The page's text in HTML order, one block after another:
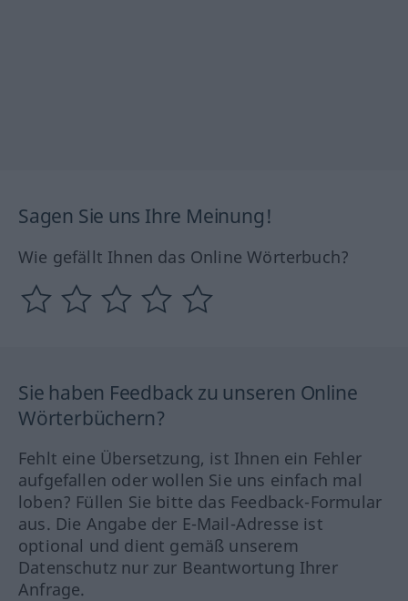
Sagen Sie uns Ihre Meinung!
Wie gefällt Ihnen das Online Wörterbuch?
Sie haben Feedback zu unseren Online
Wörterbüchern?
Fehlt eine Übersetzung, ist Ihnen ein Fehler
aufgefallen oder wollen Sie uns einfach mal
loben? Füllen Sie bitte das Feedback-Formular
aus. Die Angabe der E-Mail-Adresse ist
optional und dient gemäß unserem
Datenschutz nur zur Beantwortung Ihrer
Anfrage.